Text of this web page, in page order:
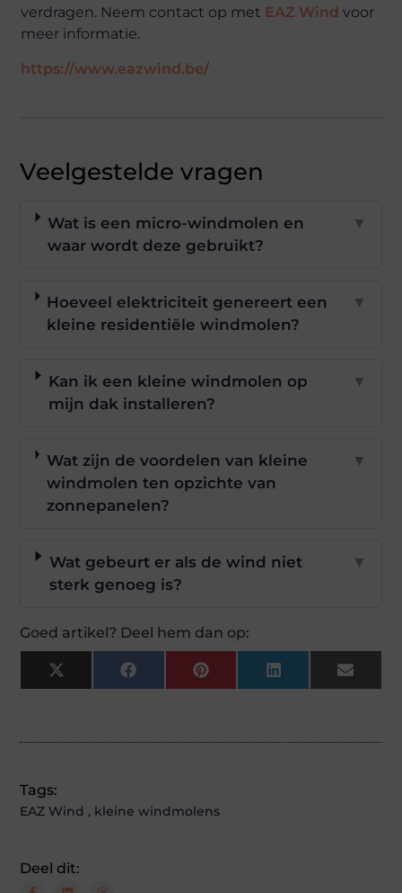
verdragen. Neem contact op met EAZ Wind voor
meer informatie.
https://www.eazwind.be/
Veelgestelde vragen
Wat is een micro-windmolen en
waar wordt deze gebruikt?
▼
Hoeveel elektriciteit genereert een
kleine residentiële windmolen?
▼
Kan ik een kleine windmolen op
mijn dak installeren?
▼
Wat zijn de voordelen van kleine
windmolen ten opzichte van
zonnepanelen?
▼
Wat gebeurt er als de wind niet
sterk genoeg is?
▼
Goed artikel? Deel hem dan op:
X
(Twitter)
FacebookPinterestLinkedInEmail
Tags:
EAZ Wind , kleine windmolens
Deel dit: